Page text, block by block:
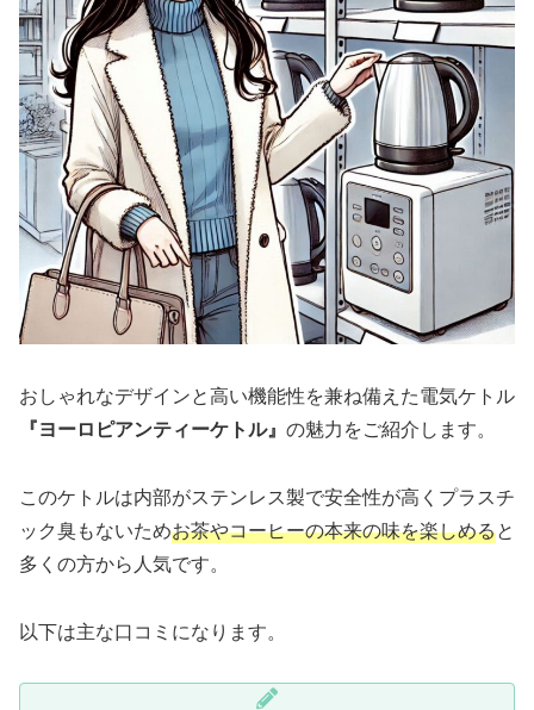
おしゃれなデザインと高い機能性を兼ね備えた電気ケトル
『ヨーロピアンティーケトル』 の魅力をご紹介します。
このケトルは内部がステンレス製で安全性が高くプラスチ
ック臭もないためお茶やコーヒーの本来の味を楽しめると
多くの方から人気です。
以下は主な口コミになります。